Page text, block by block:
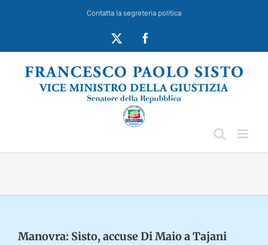
Contatta la segreteria politica
Manovra: Sisto, accuse Di Maio a Tajani